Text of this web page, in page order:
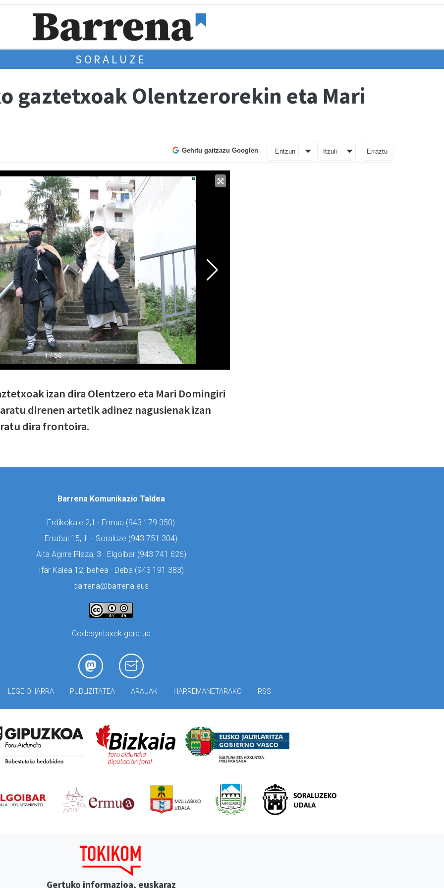
SORALUZE
gaztetxoak Olentzerorekin eta Mari
Gehitu gaitzazu Googlen Entzun Itzuli Erraztu
izan dira Olentzero eta Mari Domingiri
direnen artetik adinez nagusienak izan
dira frontoira.
Barrena Komunikazio Taldea
Erdikokale 2,1 · Ermua (943 179 350)
Errabal 15, 1. · Soraluze (943 751 304)
Aita Agirre Plaza, 3 · Elgoibar (943 741 626)
Ifar Kalea 12, behea · Deba (943 191 383)
barrena@barrena.eus
Codesyntaxek garatua
LEGE OHARRA PUBLIZITATEA ARAUAK HARREMANETARAKO RSS
Gertuko informazioa, euskaraz